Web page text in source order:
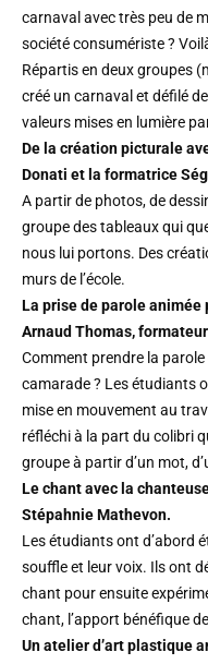
carnaval avec très peu de
société consumériste ?
Répartis en deux groupes
créé un carnaval et défilé
valeurs mises en lumière
De la création picturale
Donati et la formatrice
A partir de photos, de
groupe des tableaux qui
nous lui portons. Des
murs de l’école.
La prise de parole
Arnaud Thomas, formateur
Comment prendre la
camarade ? Les étudiants
mise en mouvement au
réfléchi à la part du colibri
groupe à partir d’un mot,
Le chant avec la
Stépahnie Mathevon.
Les étudiants ont d’abord
souffle et leur voix. Ils ont
chant pour ensuite
chant, l’apport bénéfique
Un atelier d’art plastique